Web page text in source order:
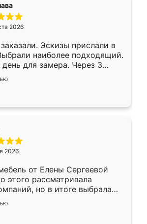
2026
Эскизы прислали в
наиболее подходящий.
день для замера. Через 3
была уже готова. Остались
Спасибо Ренессанс
работу!
2026
от Елены Сергеевой
этого рассматривала
но в итоге выбрала
условия, потом
всё спокойно объяснил
Изготовили в срок, с